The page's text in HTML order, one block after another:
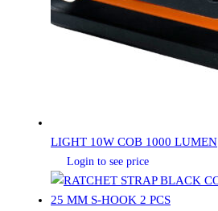
LIGHT 10W COB 1000 LUMEN
Login to see price